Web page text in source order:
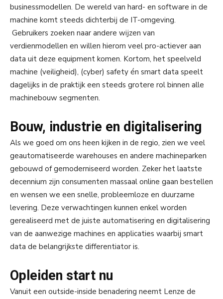
businessmodellen. De wereld van hard- en software in de
machine komt steeds dichterbij de IT-omgeving.
Gebruikers zoeken naar andere wijzen van
verdienmodellen en willen hierom veel pro-actiever aan
data uit deze equipment komen. Kortom, het speelveld
machine (veiligheid), (cyber) safety én smart data speelt
dagelijks in de praktijk een steeds grotere rol binnen alle
machinebouw segmenten.
Bouw, industrie en digitalisering
Als we goed om ons heen kijken in de regio, zien we veel
geautomatiseerde warehouses en andere machineparken
gebouwd of gemoderniseerd worden. Zeker het laatste
decennium zijn consumenten massaal online gaan bestellen
en wensen we een snelle, probleemloze en duurzame
levering. Deze verwachtingen kunnen enkel worden
gerealiseerd met de juiste automatisering en digitalisering
van de aanwezige machines en applicaties waarbij smart
data de belangrijkste differentiator is.
Opleiden start nu
Vanuit een outside-inside benadering neemt Lenze de